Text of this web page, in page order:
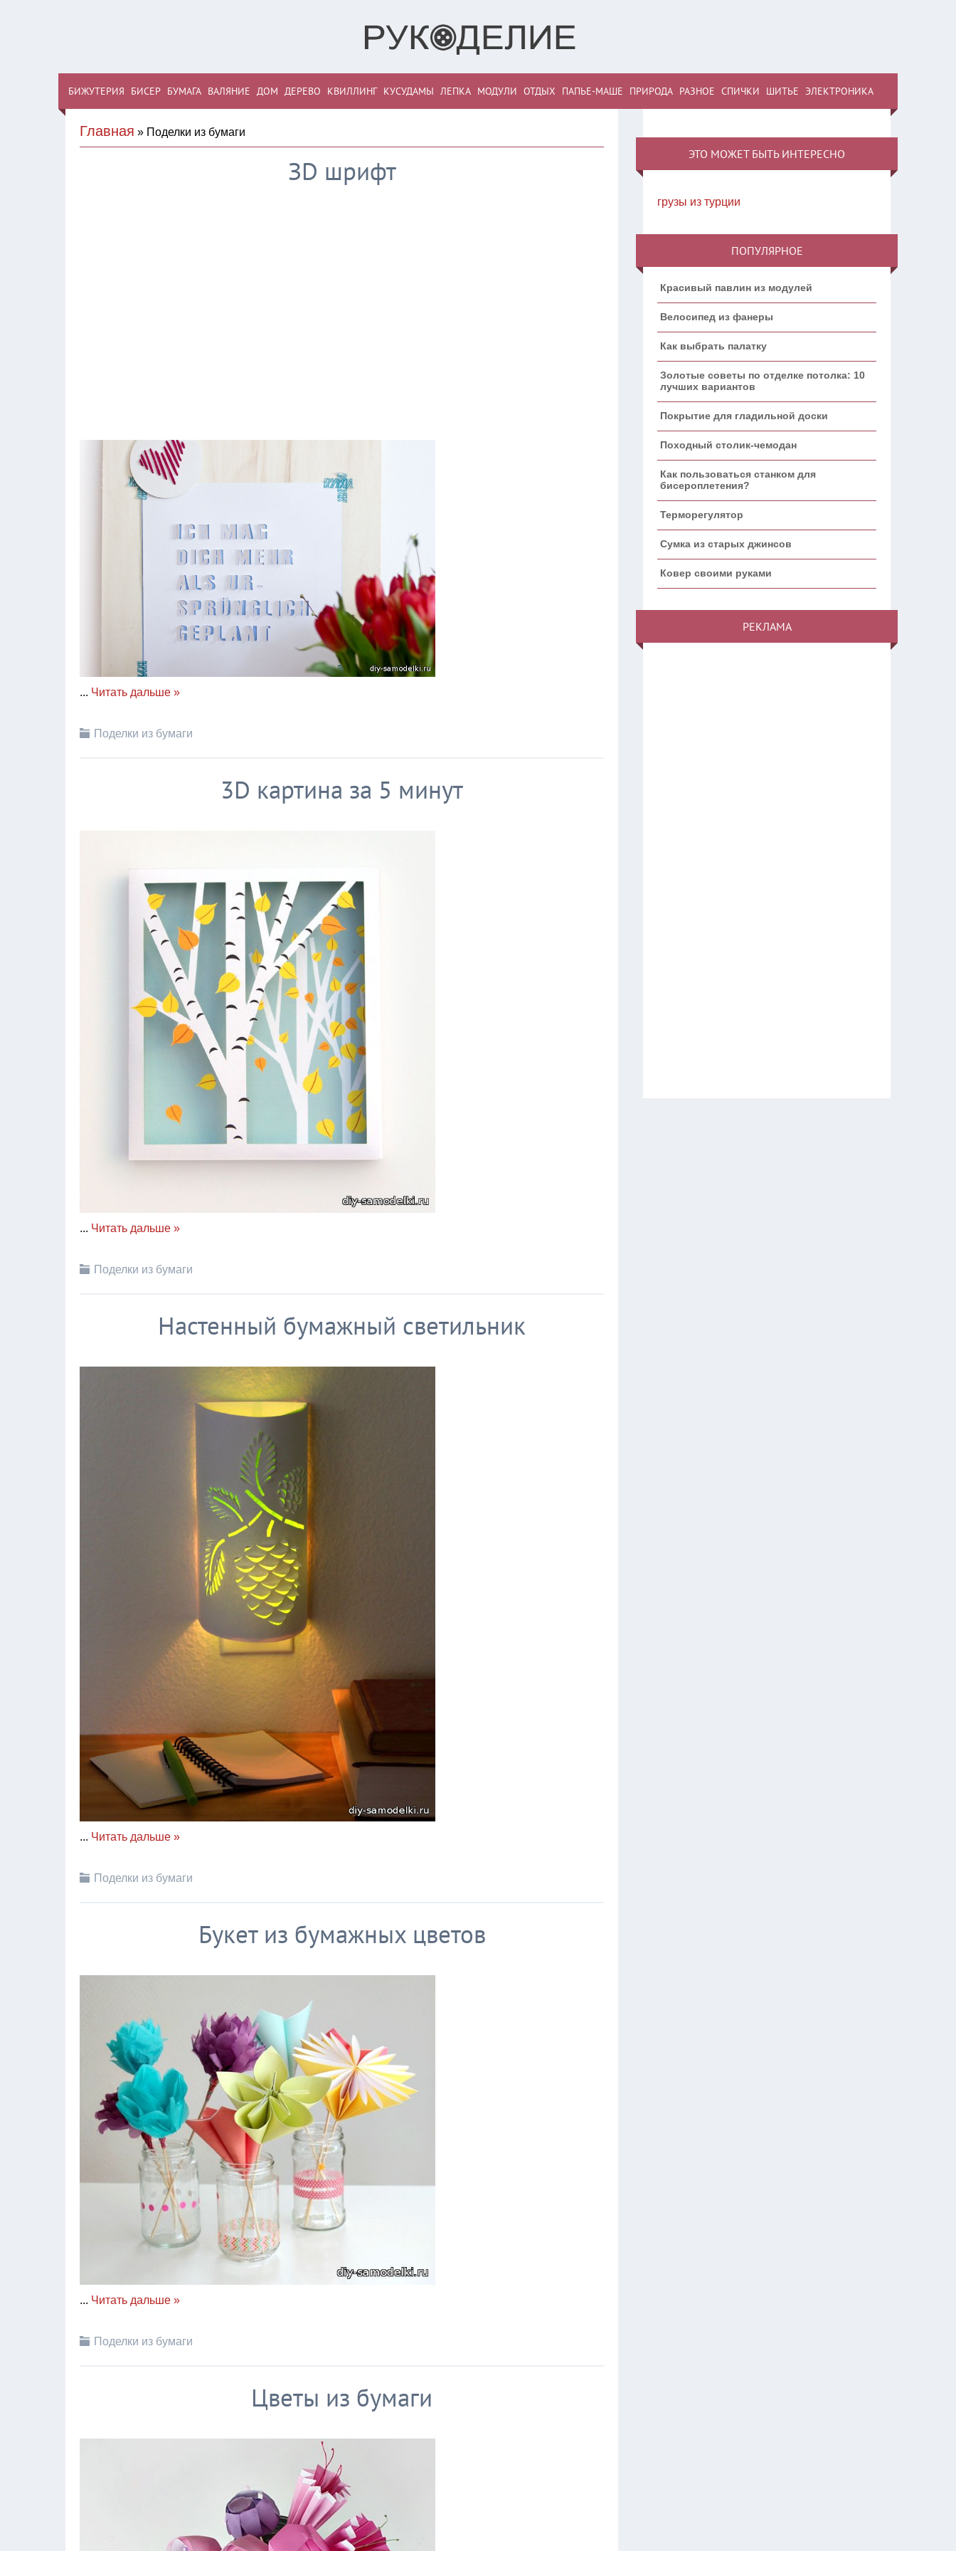
БИЖУТЕРИЯ БИСЕР БУМАГА ВАЛЯНИЕ ДОМ ДЕРЕВО КВИЛЛИНГ КУСУДАМЫ ЛЕПКА МОДУЛИ ОТДЫХ ПАПЬЕ-МАШЕ ПРИРОДА РАЗНОЕ СПИЧКИ ШИТЬЕ ЭЛЕКТРОНИКА
Главная » Поделки из бумаги
ЗD шрифт
... Читать дальше »
Поделки из бумаги
3D картина за 5 минут
... Читать дальше »
Поделки из бумаги
Настенный бумажный светильник
... Читать дальше »
Поделки из бумаги
Букет из бумажных цветов
... Читать дальше »
Поделки из бумаги
Цветы из бумаги
ЭТО МОЖЕТ БЫТЬ ИНТЕРЕСНО
грузы из турции
ПОПУЛЯРНОЕ
Красивый павлин из модулей
Велосипед из фанеры
Как выбрать палатку
Золотые советы по отделке потолка: 10
лучших вариантов
Покрытие для гладильной доски
Походный столик-чемодан
Как пользоваться станком для
бисероплетения?
Терморегулятор
Сумка из старых джинсов
Ковер своими руками
РЕКЛАМА